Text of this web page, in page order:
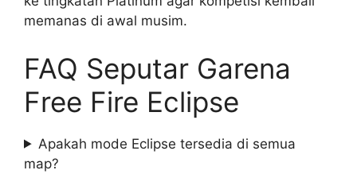
memanas di awal musim.
FAQ Seputar Garena
Free Fire Eclipse
Apakah mode Eclipse tersedia di semua
map?